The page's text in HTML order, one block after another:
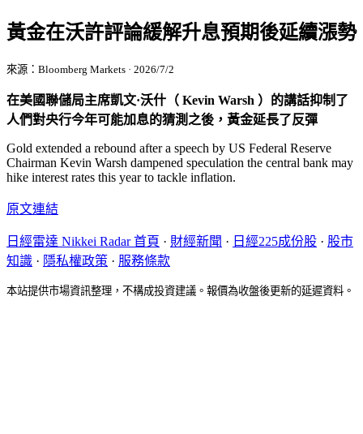
黃金在沃許評論緩解升息預期後延續漲勢
來源：Bloomberg Markets · 2026/7/2
在美國聯儲局主席凱文·沃什（ Kevin Warsh ）的講話抑制了
人們對央行今年可能加息的猜測之後，黃金延長了反彈
Gold extended a rebound after a speech by US Federal Reserve
Chairman Kevin Warsh dampened speculation the central bank may
hike interest rates this year to tackle inflation.
原文連結
日經雷達 Nikkei Radar 首頁 · 財經新聞 · 日經225成份股 · 股市
知識 · 隱私權政策 · 服務條款
本站提供市場資訊整理，不構成投資建議。報價為收盤後更新的延遲資料。